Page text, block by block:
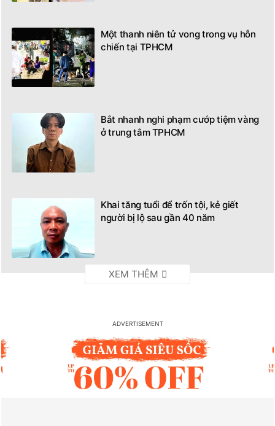
Một thanh niên tử vong trong vụ hỗn
chiến tại TPHCM
Bắt nhanh nghi phạm cướp tiệm vàng
ở trung tâm TPHCM
Khai tăng tuổi để trốn tội, kẻ giết
người bị lộ sau gần 40 năm